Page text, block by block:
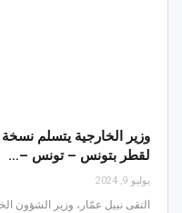
وزير الخارجية يتسلم
لقطر بتونس – تونس –…
يوليو 9, 2024
التقى نبيل عمّار، وزير الشؤون